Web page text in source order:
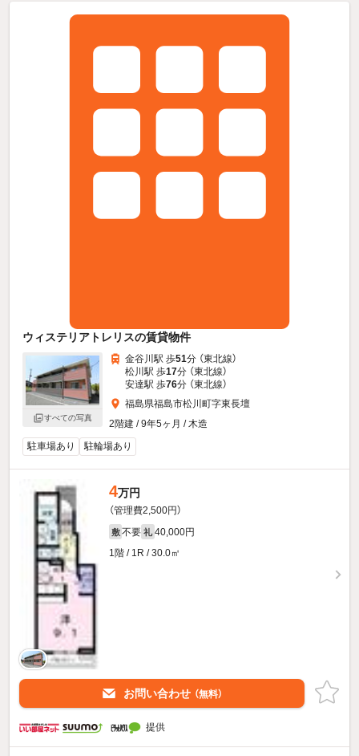
ウィステリアトレリスの賃貸物件
すべての写真
金谷川駅 歩51分 （東北線）
松川駅 歩17分 （東北線）
安達駅 歩76分 （東北線）
福島県福島市松川町字東長壇
2階建 / 9年5ヶ月 / 木造
駐車場あり
駐輪場あり
4万円
（管理費2,500円）
敷 不要 礼 40,000円
1階 / 1R / 30.0㎡
お問い合わせ （無料）
提供